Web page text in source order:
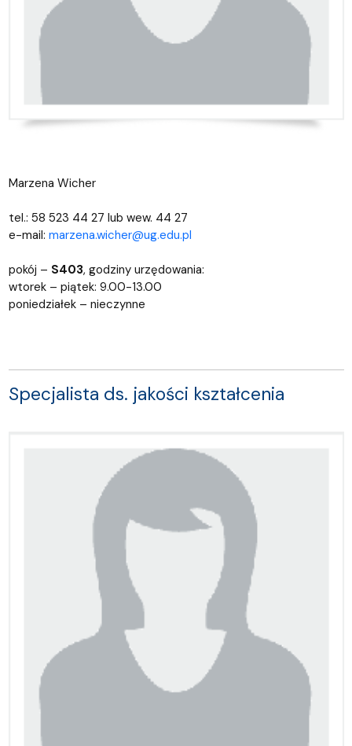
Marzena Wicher
tel.: 58 523 44 27 lub wew. 44 27
e-mail: marzena.wicher@ug.edu.pl
pokój – S403, godziny urzędowania:
wtorek – piątek: 9.00-13.00
poniedziałek – nieczynne
Specjalista ds. jakości kształcenia